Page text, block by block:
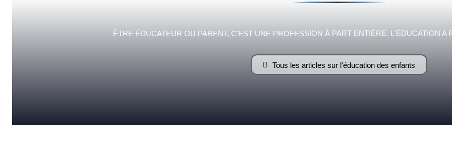
ÊTRE ÉDUCATEUR OU PARENT, C'EST UNE PROFESSION À PART ENTIÈRE. L'ÉDUCATION A
Tous les articles sur l'éducation des enfants